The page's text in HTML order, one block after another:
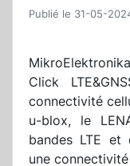
Publié le 31-05-
Click
connectivité
u-blox, le
bandes LTE et
une